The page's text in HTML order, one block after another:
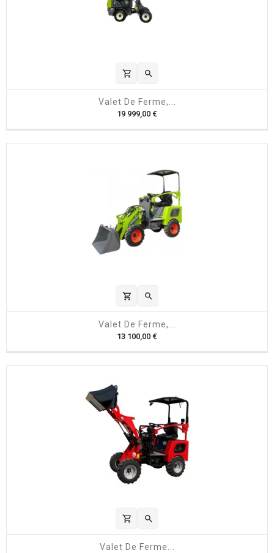
shopping_cart 
Valet De Ferme,...
19 999,00 €
x
shopping_cart 
Valet De Ferme,...
13 100,00 €
x
shopping_cart 
Valet De Ferme...